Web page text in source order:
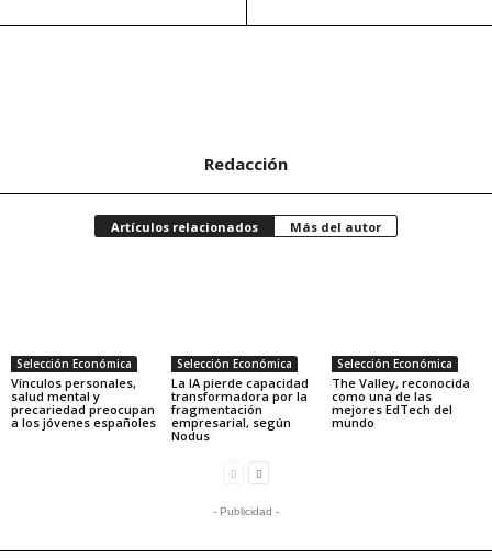
Redacción
Artículos relacionados Más del autor
Selección Económica
Vínculos personales,
salud mental y
precariedad preocupan
a los jóvenes españoles
Selección Económica
La IA pierde capacidad
transformadora por la
fragmentación
empresarial, según
Nodus
Selección Económica
The Valley, reconocida
como una de las
mejores EdTech del
mundo
- Publicidad -